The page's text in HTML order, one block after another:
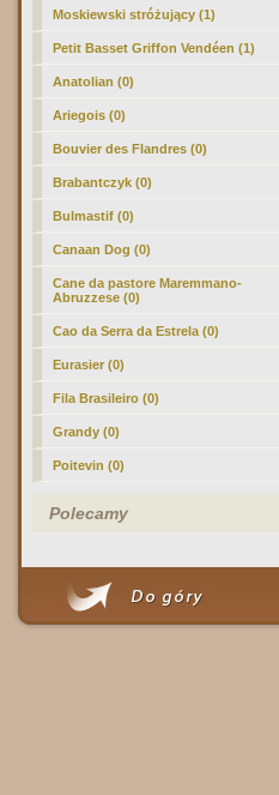
Moskiewski stróżujący (1)
Petit Basset Griffon Vendéen (1)
Anatolian (0)
Ariegois (0)
Bouvier des Flandres (0)
Brabantczyk (0)
Bulmastif (0)
Canaan Dog (0)
Cane da pastore Maremmano-
Abruzzese (0)
Cao da Serra da Estrela (0)
Eurasier (0)
Fila Brasileiro (0)
Grandy (0)
Poitevin (0)
Polecamy